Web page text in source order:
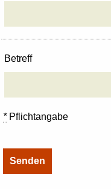
Betreff
*Pflichtangabe